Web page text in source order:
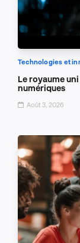
Technologies et
Le royaume
numériques
Août 3, 2026